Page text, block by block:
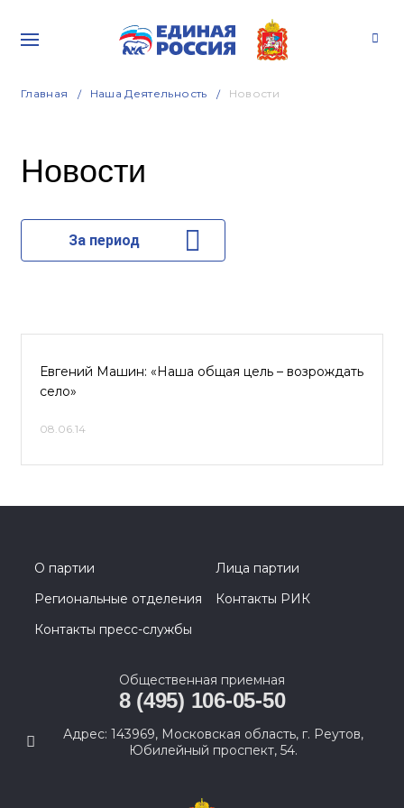
Главная Наша Деятельность Новости
Новости
За период
Евгений Машин: «Наша общая цель – возрождать
село»
08.06.14
О партии
Лица партии
Региональные отделения
Контакты РИК
Контакты пресс-службы
Общественная приемная
8 (495) 106-05-50
Адрес: 143969, Московская область, г. Реутов,
Юбилейный проспект, 54.